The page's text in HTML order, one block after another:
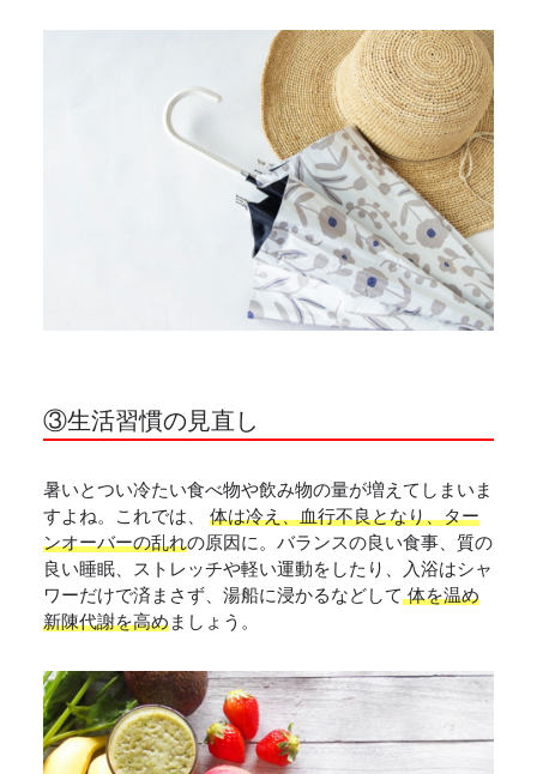
③生活習慣の見直し
暑いとつい冷たい食べ物や飲み物の量が増えてしまいま
すよね。これでは、 体は冷え、血行不良となり、ター
ンオーバーの乱れの原因に。バランスの良い食事、質の
良い睡眠、ストレッチや軽い運動をしたり、入浴はシャ
ワーだけで済まさず、湯船に浸かるなどして体を温め
新陳代謝を高めましょう。